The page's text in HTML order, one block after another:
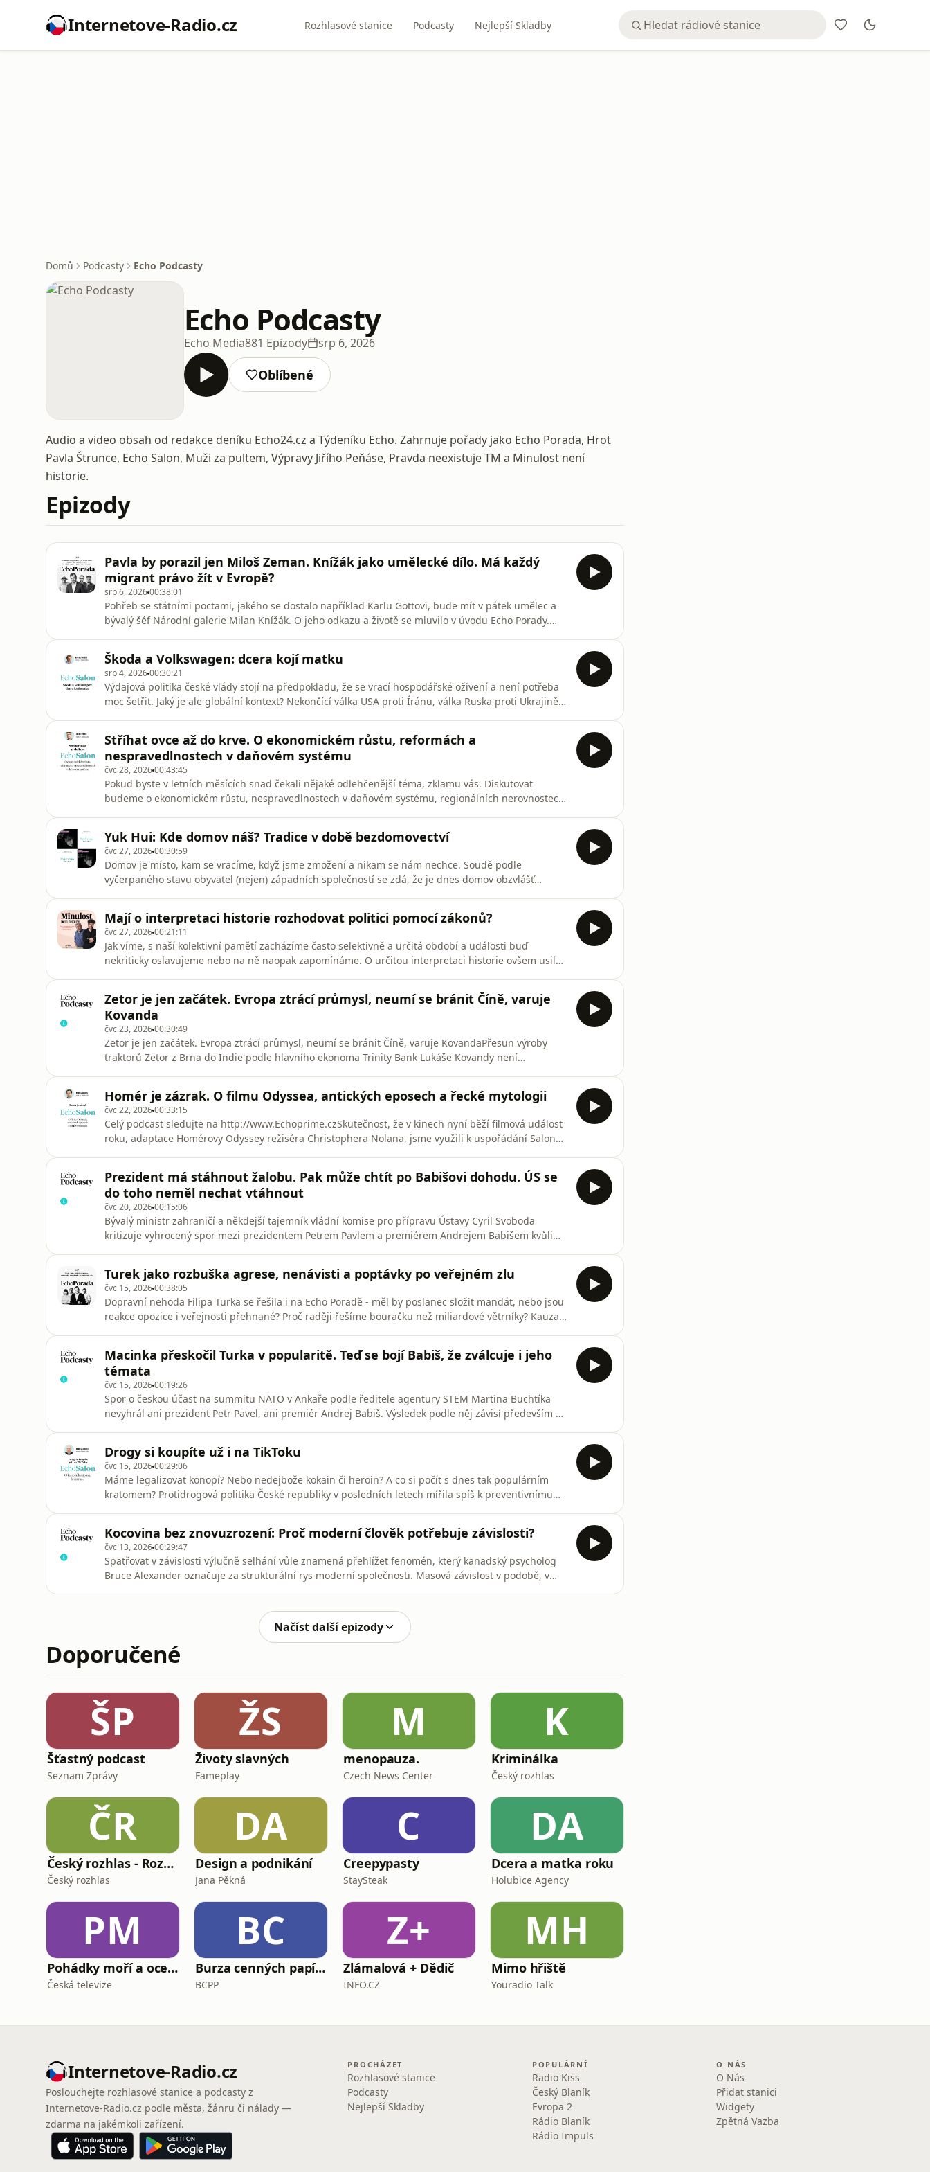
Internetove-Radio.cz Rozhlasové stanice Podcasty Nejlepší Skladby
Domů Podcasty Echo Podcasty
Echo Podcasty
Echo Media881 Epizody srp 6, 2026
Oblíbené
Audio a video obsah od redakce deníku Echo24.cz a Týdeníku Echo. Zahrnuje pořady jako Echo Porada, Hrot
Pavla Štrunce, Echo Salon, Muži za pultem, Výpravy Jiřího Peňáse, Pravda neexistuje TM a Minulost není
historie.
Epizody
Pavla by porazil jen Miloš Zeman. Knížák jako umělecké dílo. Má každý
migrant právo žít v Evropě?
srp 6, 202600:38:01
Pohřeb se státními poctami, jakého se dostalo například Karlu Gottovi, bude mít v pátek umělec a
bývalý šéf Národní galerie Milan Knížák. O jeho odkazu a životě se mluvilo v úvodu Echo Porady.
Balšínek. „Umělecký cit měl, ale byl nekritický sám k sobě,“ komentuje Jiří Peňás. Jak si stojí politické
strany s
Škoda a Volkswagen: dcera kojí matku
srp 4, 202600:30:21
Výdajová politika české vlády stojí na předpokladu, že se vrací hospodářské oživení a není potřeba
moc šetřit. Jaký je ale globální kontext? Nekončící válka USA proti Íránu, válka Ruska proti Ukrajině,
nás mají vzrušovat zpráv
Stříhat ovce až do krve. O ekonomickém růstu, reformách a
nespravedlnostech v daňovém systému
čvc 28, 202600:43:45
Pokud byste v letních měsících snad čekali nějaké odlehčenější téma, zklamu vás. Diskutovat
budeme o ekonomickém růstu, nespravedlnostech v daňovém systému, regionálních nerovnostech
skupiny DRFG Martin Slaný a
Yuk Hui: Kde domov náš? Tradice v době bezdomovectví
čvc 27, 202600:30:59
Domov je místo, kam se vracíme, když jsme zmožení a nikam se nám nechce. Soudě podle
vyčerpaného stavu obyvatel (nejen) západních společností se zdá, že je dnes domov obzvlášť
se světem převalila globální kul
Mají o interpretaci historie rozhodovat politici pomocí zákonů?
čvc 27, 202600:21:11
Jak víme, s naší kolektivní pamětí zacházíme často selektivně a určitá období a události buď
nekriticky oslavujeme nebo na ně naopak zapomínáme. O určitou interpretaci historie ovšem usilují
minulosti k legitimizaci současných mocenských a identitárních projektů.Některé zákony o historii
jsou jen de
Zetor je jen začátek. Evropa ztrácí průmysl, neumí se bránit Číně, varuje
Kovanda
čvc 23, 202600:30:49
Zetor je jen začátek. Evropa ztrácí průmysl, neumí se bránit Číně, varuje KovandaPřesun výroby
traktorů Zetor z Brna do Indie podle hlavního ekonoma Trinity Bank Lukáše Kovandy není
označuje rostoucí náklady na en
Homér je zázrak. O filmu Odyssea, antických eposech a řecké mytologii
čvc 22, 202600:33:15
Celý podcast sledujte na http://www.Echoprime.czSkutečnost, že v kinech nyní běží filmová událost
roku, adaptace Homérovy Odyssey režiséra Christophera Nolana, jsme využili k uspořádání Salonu
Fischerová, klasická filoložka a děkanka Filozofické fakulty Masarykovy univerzity v Brně Irena
Radová, klasický
Prezident má stáhnout žalobu. Pak může chtít po Babišovi dohodu. ÚS se
do toho neměl nechat vtáhnout
čvc 20, 202600:15:06
Bývalý ministr zahraničí a někdejší tajemník vládní komise pro přípravu Ústavy Cyril Svoboda
kritizuje vyhrocený spor mezi prezidentem Petrem Pavlem a premiérem Andrejem Babišem kvůli
Teprve poté podle něj může oček
Turek jako rozbuška agrese, nenávisti a poptávky po veřejném zlu
čvc 15, 202600:38:05
Dopravní nehoda Filipa Turka se řešila i na Echo Poradě - měl by poslanec složit mandát, nebo jsou
reakce opozice i veřejnosti přehnané? Proč raději řešíme bouračku než miliardové větrníky? Kauza
insta
Macinka přeskočil Turka v popularitě. Teď se bojí Babiš, že zválcuje i jeho
témata
čvc 15, 202600:19:26
Spor o českou účast na summitu NATO v Ankaře podle ředitele agentury STEM Martina Buchtíka
nevyhrál ani prezident Petr Pavel, ani premiér Andrej Babiš. Výsledek podle něj závisí především na
skutečného vítěze c
Drogy si koupíte už i na TikToku
čvc 15, 202600:29:06
Máme legalizovat konopí? Nebo nedejbože kokain či heroin? A co si počít s dnes tak populárním
kratomem? Protidrogová politika České republiky v posledních letech mířila spíš k preventivnímu
například př
Kocovina bez znovuzrození: Proč moderní člověk potřebuje závislosti?
čvc 13, 202600:29:47
Spatřovat v závislosti výlučně selhání vůle znamená přehlížet fenomén, který kanadský psycholog
Bruce Alexander označuje za strukturální rys moderní společnosti. Masová závislost v podobě, v
Načíst další epizody
Doporučené
ŠP
Šťastný podcast
Seznam Zprávy
ŽS
Životy slavných
Fameplay
M
menopauza.
Czech News Center
K
Kriminálka
Český rozhlas
ČR
Český rozhlas - Rozhovory
Český rozhlas
DA
Design a podnikání
Jana Pěkná
C
Creepypasty
StaySteak
DA
Dcera a matka roku
Holubice Agency
PM
Pohádky moří a oceánů
Česká televize
BC
Burza cenných papírů Praha
BCPP
Z+
Zlámalová + Dědič
INFO.CZ
MH
Mimo hřiště
Youradio Talk
Internetove-Radio.cz
Poslouchejte rozhlasové stanice a podcasty z
Internetove-Radio.cz podle města, žánru či nálady —
zdarma na jakémkoli zařízení.
PROCHÁZET
Rozhlasové stanice
Podcasty
Nejlepší Skladby
POPULÁRNÍ
Radio Kiss
Český Blaník
Evropa 2
Rádio Blaník
Rádio Impuls
O NÁS
O Nás
Přidat stanici
Widgety
Zpětná Vazba